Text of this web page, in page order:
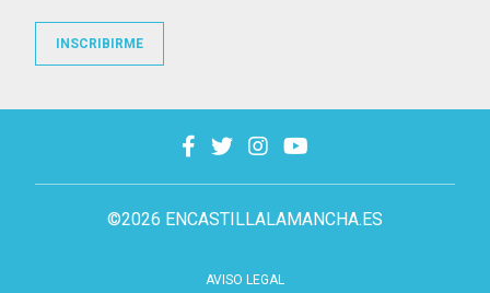
©2026 ENCASTILLALAMANCHA.ES
AVISO LEGAL
INSCRIBIRME